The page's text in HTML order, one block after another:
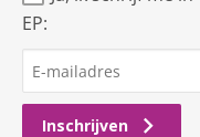
EP:
Inschrijven